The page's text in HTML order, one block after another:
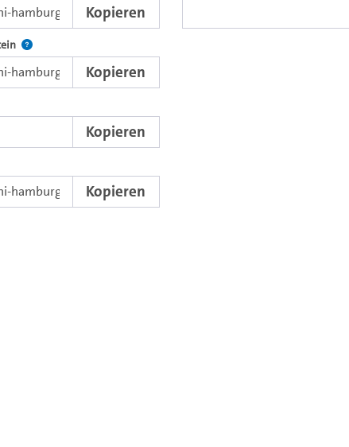
Kopieren
Verwenden Sie diesen Link, um ein Video in den OpenOlat Video-
Kopieren
Code, um das Video in CommSy einzubetten.
Kopieren
Kopieren